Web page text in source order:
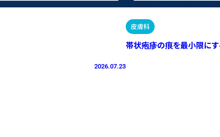
2026.07.23
皮膚科
帯状疱疹の痕を最小限にす